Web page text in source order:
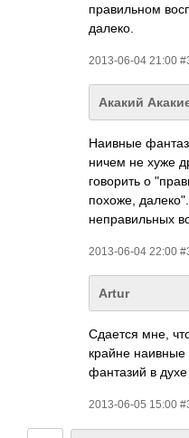
правильном
далеко.
2013-06-04 21:00
Акакий
Наивные
ничем не хуже
говорить о
похоже,
неправильных
2013-06-04 22:00
Artur
Сдается мне,
крайне наивные
фантазий в
2013-06-05 15:00